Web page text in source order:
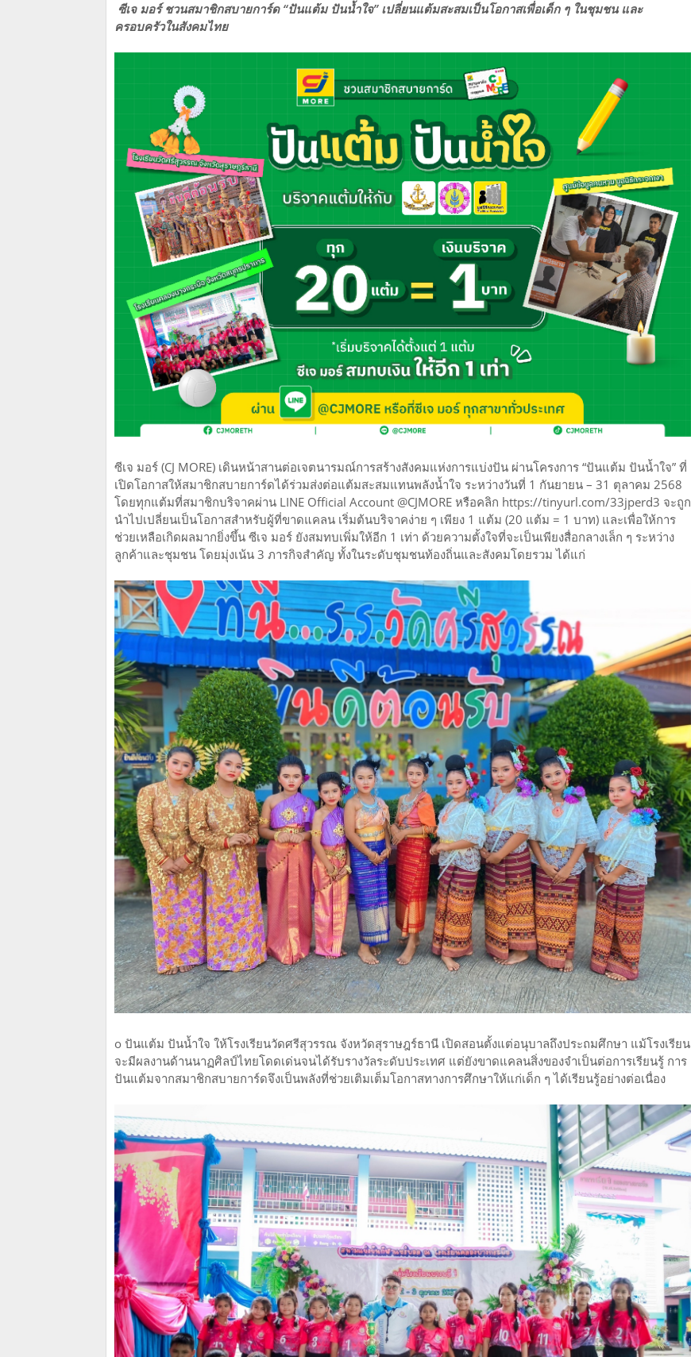
ซีเจ มอร์ ชวนสมาชิกสบายการ์ด “ปันแต้ม ปันน้ำใจ” เปลี่ยนแต้มสะสมเป็นโอกาสเพื่อเด็ก ๆ ในชุมชน และ
ครอบครัวในสังคมไทย
ซีเจ มอร์ (CJ MORE) เดินหน้าสานต่อเจตนารมณ์การสร้างสังคมแห่งการแบ่งปัน ผ่านโครงการ “ปันแต้ม ปันน้ำใจ” ที่
เปิดโอกาสให้สมาชิกสบายการ์ดได้ร่วมส่งต่อแต้มสะสมแทนพลังน้ำใจ ระหว่างวันที่ 1 กันยายน – 31 ตุลาคม 2568
โดยทุกแต้มที่สมาชิกบริจาคผ่าน LINE Official Account @CJMORE หรือคลิก https://tinyurl.com/33jperd3 จะถูก
นำไปเปลี่ยนเป็นโอกาสสำหรับผู้ที่ขาดแคลน เริ่มต้นบริจาคง่าย ๆ เพียง 1 แต้ม (20 แต้ม = 1 บาท) และเพื่อให้การ
ช่วยเหลือเกิดผลมากยิ่งขึ้น ซีเจ มอร์ ยังสมทบเพิ่มให้อีก 1 เท่า ด้วยความตั้งใจที่จะเป็นเพียงสื่อกลางเล็ก ๆ ระหว่าง
ลูกค้าและชุมชน โดยมุ่งเน้น 3 ภารกิจสำคัญ ทั้งในระดับชุมชนท้องถิ่นและสังคมโดยรวม ได้แก่
o ปันแต้ม ปันน้ำใจ ให้โรงเรียนวัดศรีสุวรรณ จังหวัดสุราษฎร์ธานี เปิดสอนตั้งแต่อนุบาลถึงประถมศึกษา แม้โรงเรียน
จะมีผลงานด้านนาฏศิลป์ไทยโดดเด่นจนได้รับรางวัลระดับประเทศ แต่ยังขาดแคลนสิ่งของจำเป็นต่อการเรียนรู้ การ
ปันแต้มจากสมาชิกสบายการ์ดจึงเป็นพลังที่ช่วยเติมเต็มโอกาสทางการศึกษาให้แก่เด็ก ๆ ได้เรียนรู้อย่างต่อเนื่อง